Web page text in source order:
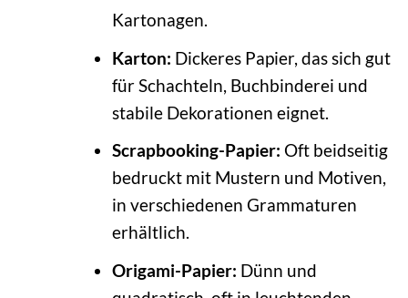
Kartonagen.
Karton: Dickeres Papier, das sich gut
für Schachteln, Buchbinderei und
stabile Dekorationen eignet.
Scrapbooking-Papier: Oft beidseitig
bedruckt mit Mustern und Motiven,
in verschiedenen Grammaturen
erhältlich.
Origami-Papier: Dünn und